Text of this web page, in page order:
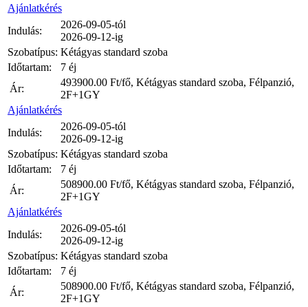
Ajánlatkérés
Indulás:
2026-09-05-tól
2026-09-12-ig
Szobatípus: Kétágyas standard szoba
Időtartam:
7 éj
Ár:
493900.00 Ft/fő, Kétágyas standard szoba, Félpanzió,
2F+1GY
Ajánlatkérés
Indulás:
2026-09-05-tól
2026-09-12-ig
Szobatípus: Kétágyas standard szoba
Időtartam:
7 éj
Ár:
508900.00 Ft/fő, Kétágyas standard szoba, Félpanzió,
2F+1GY
Ajánlatkérés
Indulás:
2026-09-05-tól
2026-09-12-ig
Szobatípus: Kétágyas standard szoba
Időtartam:
7 éj
Ár:
508900.00 Ft/fő, Kétágyas standard szoba, Félpanzió,
2F+1GY